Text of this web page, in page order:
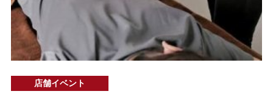
店舗イベント